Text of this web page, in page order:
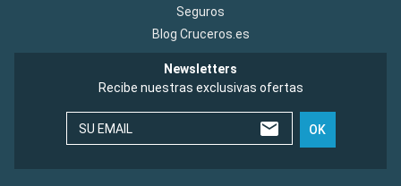
Seguros
Blog Cruceros.es
Newsletters
Recibe nuestras exclusivas ofertas
SU EMAIL OK